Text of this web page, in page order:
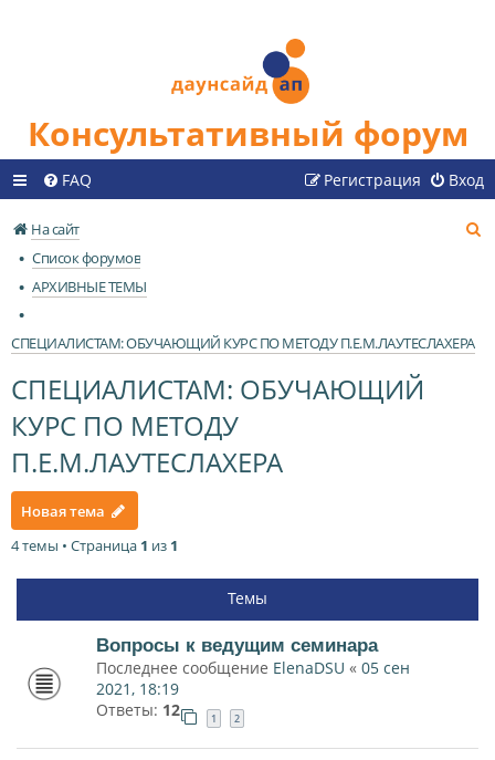
Консультативный форум
FAQ Вход
Регистрация
На сайт
Список форумов
АРХИВНЫЕ ТЕМЫ
СПЕЦИАЛИСТАМ: ОБУЧАЮЩИЙ КУРС ПО МЕТОДУ П.Е.М.ЛАУТЕСЛАХЕРА
СПЕЦИАЛИСТАМ: ОБУЧАЮЩИЙ
КУРС ПО МЕТОДУ
П.Е.М.ЛАУТЕСЛАХЕРА
Новая тема
4 темы • Страница 1 из 1
Темы
Вопросы к ведущим семинара
Последнее сообщение ElenaDSU « 05 сен
2021, 18:19
Ответы: 12 1 2